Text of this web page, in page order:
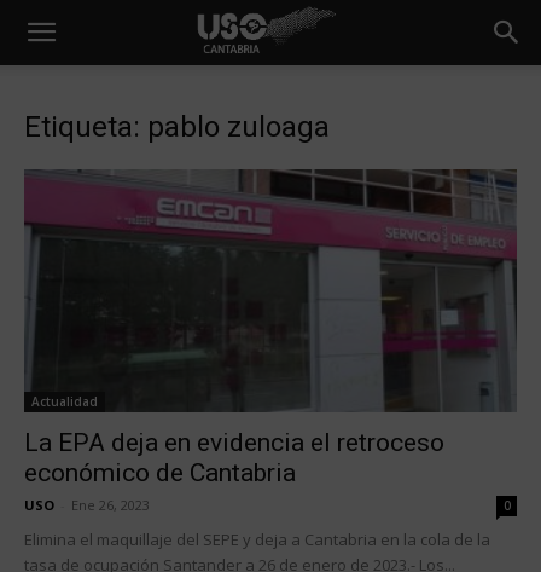
Etiqueta: pablo zuloaga
Actualidad
La EPA deja en evidencia el retroceso
económico de Cantabria
USO Ene 26, 2023 0
Elimina el maquillaje del SEPE y deja a Cantabria en la cola de la
tasa de ocupación Santander a 26 de enero de 2023.- Los...